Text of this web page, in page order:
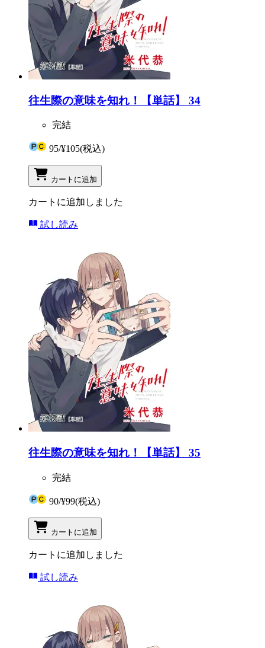
往生際の意味を知れ！【単話】 34
完結
95/¥105(税込)
カートに追加
カートに追加しました
試し読み
往生際の意味を知れ！【単話】 35
完結
90/¥99(税込)
カートに追加
カートに追加しました
試し読み